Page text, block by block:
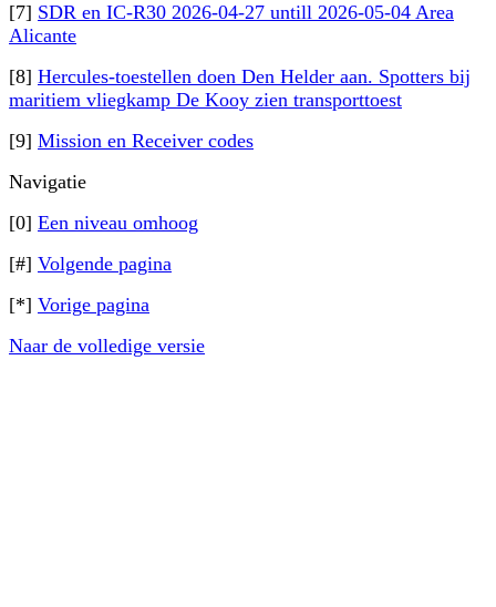
[7] SDR en IC-R30 2026-04-27 untill 2026-05-04 Area
Alicante
[8] Hercules-toestellen doen Den Helder aan. Spotters bij
maritiem vliegkamp De Kooy zien transporttoest
[9] Mission en Receiver codes
Navigatie
[0] Een niveau omhoog
[#] Volgende pagina
[*] Vorige pagina
Naar de volledige versie